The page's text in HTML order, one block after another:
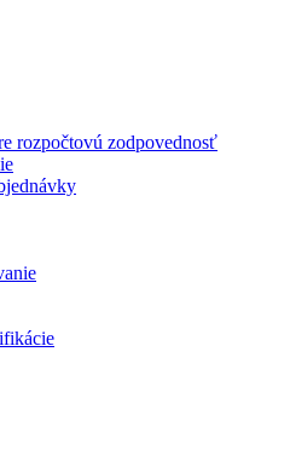
rozpočtovú zodpovednosť